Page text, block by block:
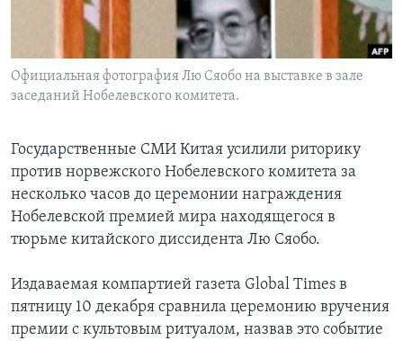
Learning English
СОЦИАЛЬНЫЕ СЕТИ
Языки
Официальная фотография Лю Сяобо на выставке в зале
заседаний Нобелевского комитета.
Государственные СМИ Китая усилили риторику
против норвежского Нобелевского комитета за
несколько часов до церемонии награждения
Нобелевской премией мира находящегося в
тюрьме китайского диссидента Лю Сяобо.
Издаваемая компартией газета Global Times в
пятницу 10 декабря сравнила церемонию вручения
премии с культовым ритуалом, назвав это событие